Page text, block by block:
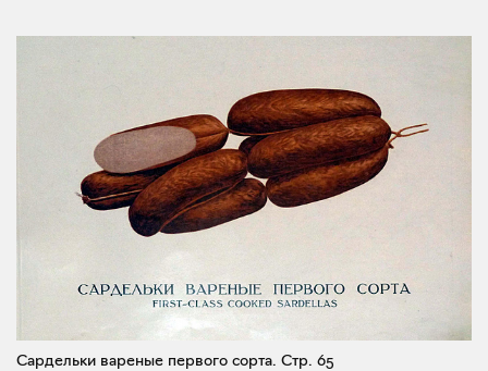
Сардельки вареные первого сорта. Стр. 65